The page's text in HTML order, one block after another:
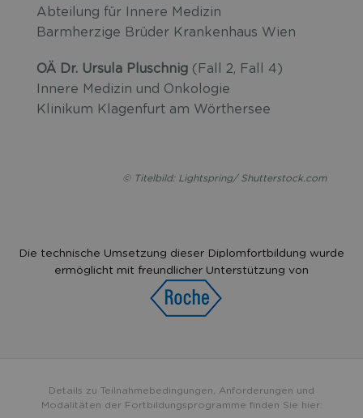
Abteilung für Innere Medizin
Barmherzige Brüder Krankenhaus Wien
OÄ Dr. Ursula Pluschnig (Fall 2, Fall 4)
Innere Medizin und Onkologie
Klinikum Klagenfurt am Wörthersee
© Titelbild: Lightspring/ Shutterstock.com
Die technische Umsetzung dieser Diplomfortbildung wurde
ermöglicht mit freundlicher Unterstützung von
Details zu Teilnahmebedingungen, Anforderungen und
Modalitäten der Fortbildungsprogramme finden Sie hier: